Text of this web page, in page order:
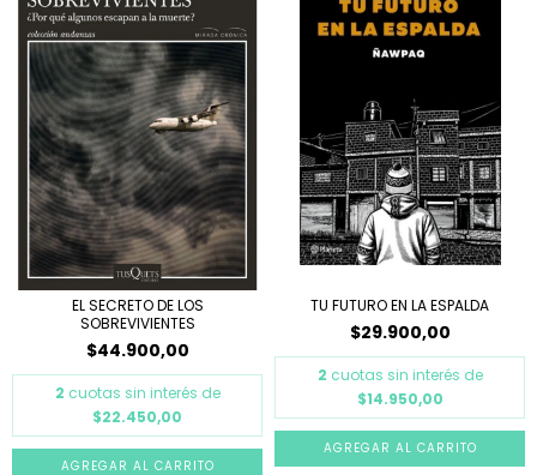
EL SECRETO DE LOS
SOBREVIVIENTES
$44.900,00
2 cuotas sin interés de
$22.450,00
TU FUTURO EN LA ESPALDA
$29.900,00
2 cuotas sin interés de
$14.950,00